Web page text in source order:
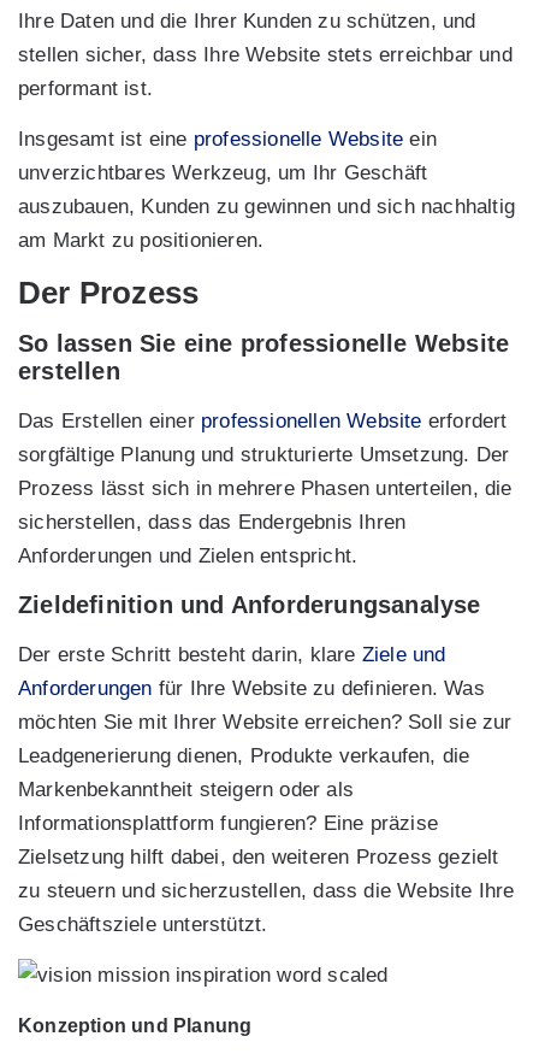
Ihre Daten und die Ihrer Kunden zu schützen, und
stellen sicher, dass Ihre Website stets erreichbar und
performant ist.
Insgesamt ist eine professionelle Website ein
unverzichtbares Werkzeug, um Ihr Geschäft
auszubauen, Kunden zu gewinnen und sich nachhaltig
am Markt zu positionieren.
Der Prozess
So lassen Sie eine professionelle Website
erstellen
Das Erstellen einer professionellen Website erfordert
sorgfältige Planung und strukturierte Umsetzung. Der
Prozess lässt sich in mehrere Phasen unterteilen, die
sicherstellen, dass das Endergebnis Ihren
Anforderungen und Zielen entspricht.
Zieldefinition und Anforderungsanalyse
Der erste Schritt besteht darin, klare Ziele und
Anforderungen für Ihre Website zu definieren. Was
möchten Sie mit Ihrer Website erreichen? Soll sie zur
Leadgenerierung dienen, Produkte verkaufen, die
Markenbekanntheit steigern oder als
Informationsplattform fungieren? Eine präzise
Zielsetzung hilft dabei, den weiteren Prozess gezielt
zu steuern und sicherzustellen, dass die Website Ihre
Geschäftsziele unterstützt.
Konzeption und Planung